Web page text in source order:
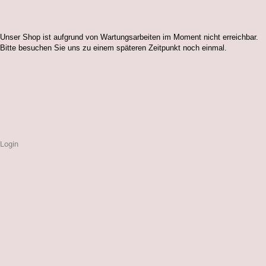
Unser Shop ist aufgrund von Wartungsarbeiten im Moment nicht erreichbar.
Bitte besuchen Sie uns zu einem späteren Zeitpunkt noch einmal.
Login